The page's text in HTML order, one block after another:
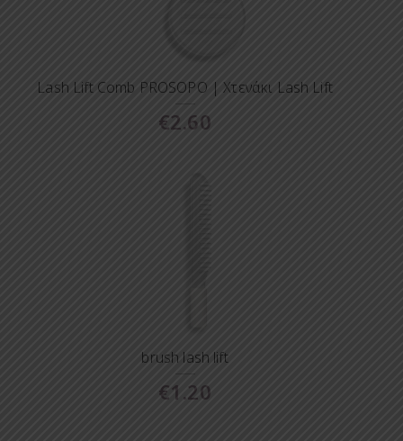
Lash Lift Comb PROSOPO | Χτενάκι Lash Lift
€2.60
brush lash lift
€1.20